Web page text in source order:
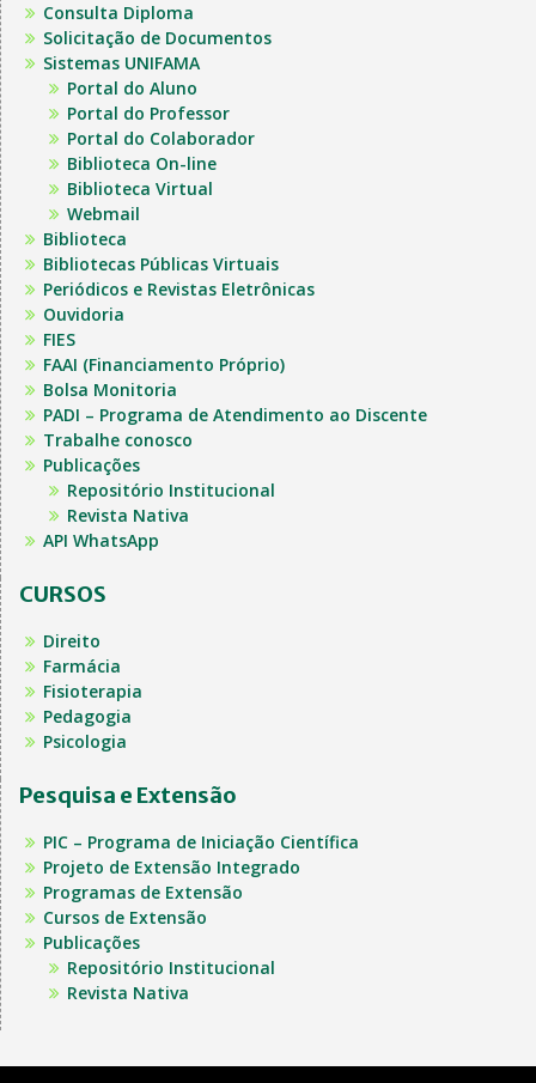
Consulta Diploma
Solicitação de Documentos
Sistemas UNIFAMA
Portal do Aluno
Portal do Professor
Portal do Colaborador
Biblioteca On-line
Biblioteca Virtual
Webmail
Biblioteca
Bibliotecas Públicas Virtuais
Periódicos e Revistas Eletrônicas
Ouvidoria
FIES
FAAI (Financiamento Próprio)
Bolsa Monitoria
PADI – Programa de Atendimento ao Discente
Trabalhe conosco
Publicações
Repositório Institucional
Revista Nativa
API WhatsApp
CURSOS
Direito
Farmácia
Fisioterapia
Pedagogia
Psicologia
Pesquisa e Extensão
PIC – Programa de Iniciação Científica
Projeto de Extensão Integrado
Programas de Extensão
Cursos de Extensão
Publicações
Repositório Institucional
Revista Nativa